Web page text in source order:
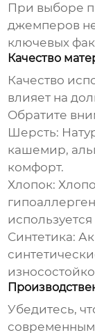
При выборе
джемперов
ключевых
Качество
Качество
влияет на
Обратите
Шерсть:
кашемир,
комфорт.
Хлопок:
Синтетика:
Убедитесь,
современным